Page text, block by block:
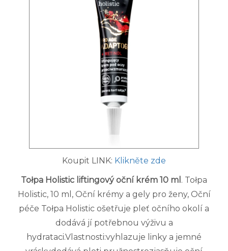
Koupit LINK: Klikněte zde
Tołpa Holistic liftingový oční krém 10 ml . Tołpa
Holistic, 10 ml, Oční krémy a gely pro ženy, Oční
péče Tołpa Holistic ošetřuje pleť očního okolí a
dodává jí potřebnou výživu a
hydrataci.Vlastnosti:vyhlazuje linky a jemné